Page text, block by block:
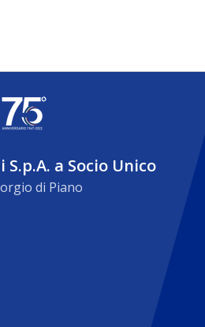
a Socio Unico
di Piano